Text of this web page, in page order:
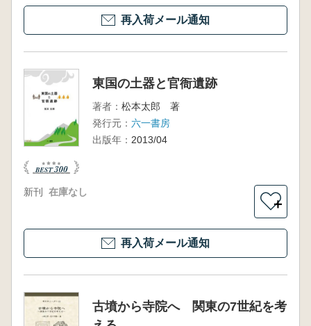
再入荷メール通知
東国の土器と官衙遺跡
著者： 松本太郎 著
発行元： 六一書房
出版年： 2013/04
新刊 在庫なし
＋
再入荷メール通知
古墳から寺院へ 関東の7世紀を考